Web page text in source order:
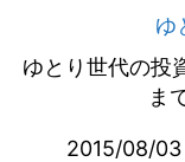
ゆ
ゆとり世代の投
ま
2015/08/03